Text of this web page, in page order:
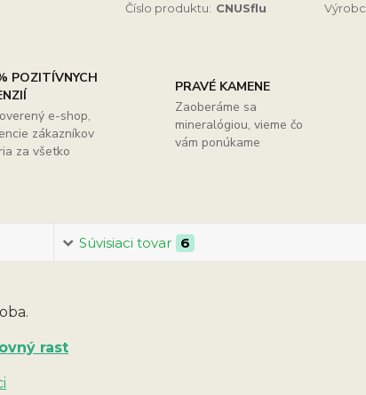
Číslo produktu: CNUSflu
POZITÍVNYCH
e-shop,
zákazníkov
za všetko
PRAVÉ KAMENE
Zaoberáme sa
mineralógiou, vieme čo
vám ponúkame
Súvisiaci tovar 6
rast